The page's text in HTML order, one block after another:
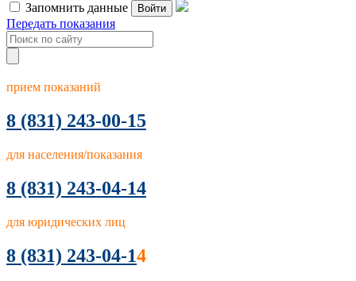
Запомнить данные Войти
Передать показания
прием показаний
8 (831) 243-00-15
для населения/показания
8 (831) 243-04-14
для юридических лиц
8 (831) 243-04-14